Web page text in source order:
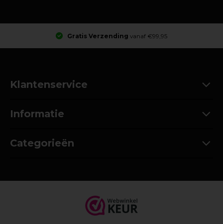
Gratis Verzending vanaf €99,95
Klantenservice
Informatie
Categorieën